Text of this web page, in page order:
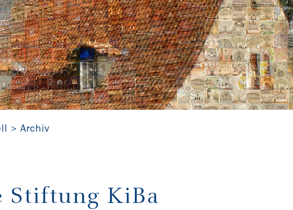
Griesheim (Thüringen) als Foto-Collage aus Kirchen, die die KiBa gefördert
Archiv
Stiftung KiBa